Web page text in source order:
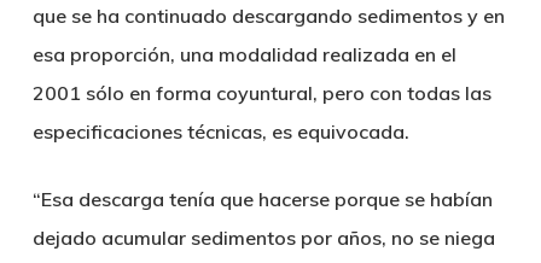
que se ha continuado descargando sedimentos y en
esa proporción, una modalidad realizada en el
2001 sólo en forma coyuntural, pero con todas las
especificaciones técnicas, es equivocada.
“Esa descarga tenía que hacerse porque se habían
dejado acumular sedimentos por años, no se niega